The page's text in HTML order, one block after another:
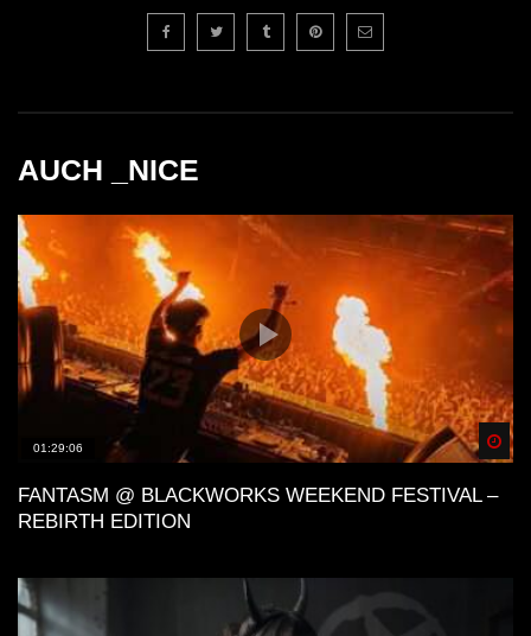
AUCH _NICE
01:29:06
FANTASM @ BLACKWORKS WEEKEND FESTIVAL –
REBIRTH EDITION